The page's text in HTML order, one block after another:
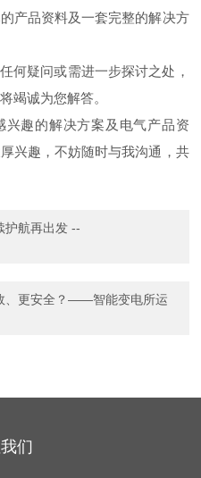
产品资料及一套完整的解决方
何疑问或需进一步探讨之处，
竭诚为您解答。
兴趣的解决方案及电气产品资
兴趣，不妨随时与我沟通，共
护航再出发 --
、更安全？——智能变电所运
们